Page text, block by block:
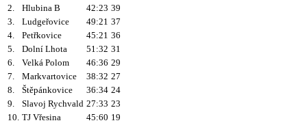
2.
Hlubina B 42:23 39
3.
Ludgeřovice 49:21 37
4.
Petřkovice 45:21 36
5.
Dolní Lhota 51:32 31
6.
Velká Polom 46:36 29
7.
Markvartovice 38:32 27
8.
Štěpánkovice 36:34 24
9.
Slavoj Rychvald 27:33 23
10. TJ Vřesina 45:60 19